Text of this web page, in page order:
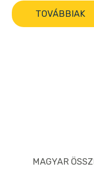
TOVÁBBIAK
MAGYAR